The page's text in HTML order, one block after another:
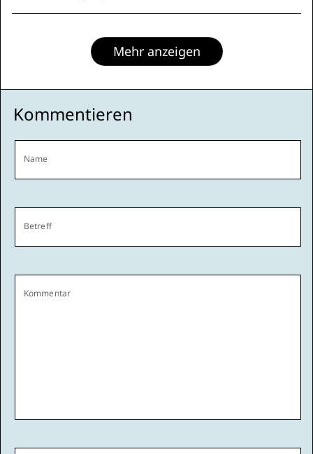
Mehr anzeigen
Kommentieren
Name
Betreff
Kommentar